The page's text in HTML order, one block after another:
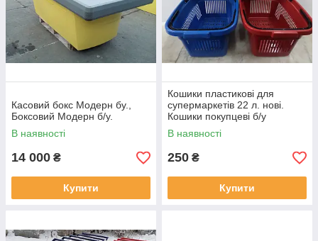
Касовий бокс Модерн бу.,
Боксовий Модерн б/у.
В наявності
14 000 ₴
Купити
Кошики пластикові для
супермаркетів 22 л. нові.
Кошики покупцеві б/у
В наявності
250 ₴
Купити